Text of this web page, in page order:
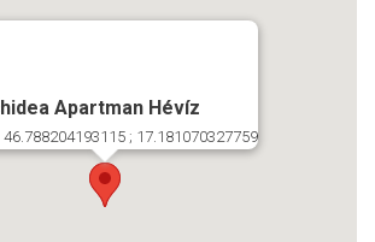
Apartman Hévíz
46.788204193115 ; 17.181070327759